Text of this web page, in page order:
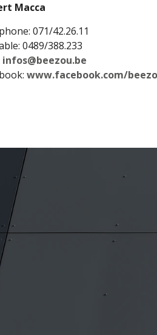
Macca
071/42.26.11
0489/388.233
infos@beezou.be
www.facebook.com/